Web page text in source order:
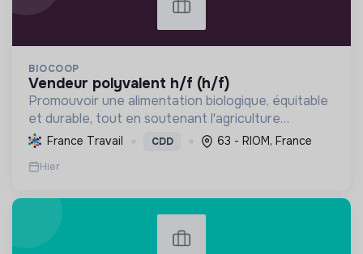
BIOCOOP
vendeur polyvalent h/f (h/f)
Promouvoir une alimentation biologique, équitable
et durable, tout en soutenant l'agriculture
paysanne, en réduisant les déchets et en agissant
pour une société plus juste et solidaire.
France Travail CDD 63 - RIOM, France
Hier